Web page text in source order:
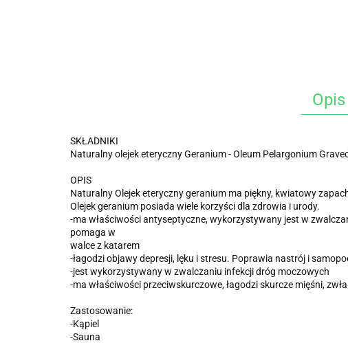
Opis
SKŁADNIKI
Naturalny olejek eteryczny Geranium - Oleum Pelargonium
OPIS
Naturalny Olejek eteryczny geranium ma piękny, kwiatowy
Olejek geranium posiada wiele korzyści dla zdrowia i urody.
-ma właściwości antyseptyczne, wykorzystywany jest w
pomaga w
walce z katarem
-łagodzi objawy depresji, lęku i stresu. Poprawia nastrój i
-jest wykorzystywany w zwalczaniu infekcji dróg moczowych
-ma właściwości przeciwskurczowe, łagodzi skurcze mięśni,
Zastosowanie:
-Kąpiel
-Sauna